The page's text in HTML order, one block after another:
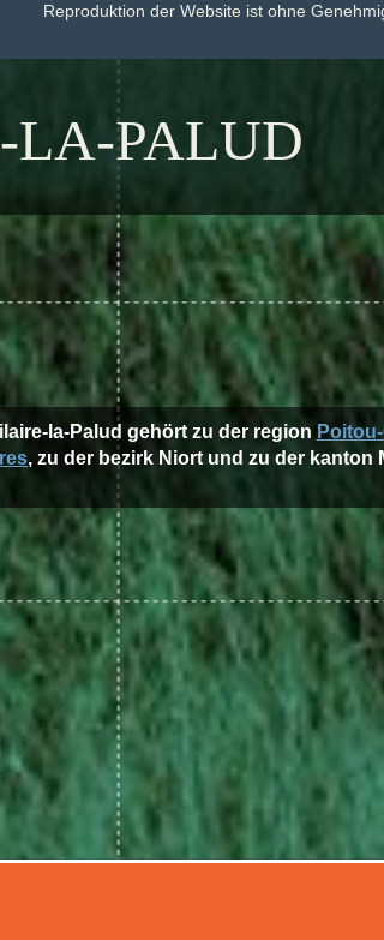
Reproduktion der Website ist ohne
LA-PALUD
la-Palud gehört zu der region
, zu der bezirk Niort und zu der kanton